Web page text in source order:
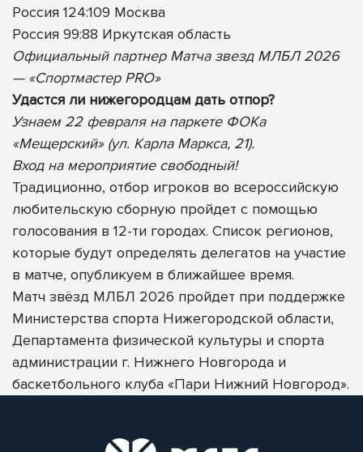
Россия 124:109 Москва
Россия 99:88 Иркутская область
Официальный партнер Матча звезд МЛБЛ 2026
— «Спортмастер PRO»
Удастся ли нижегородцам дать отпор?
Узнаем 22 февраля на паркете ФОКа
«Мещерский» (ул. Карла Маркса, 21).
Вход на мероприятие свободный!
Традиционно, отбор игроков во всероссийскую
любительскую сборную пройдет с помощью
голосования в 12-ти городах. Список регионов,
которые будут определять делегатов на участие
в матче, опубликуем в ближайшее время.
Матч звёзд МЛБЛ 2026 пройдет при поддержке
Министерства спорта Нижегородской области,
Департамента физической культуры и спорта
администрации г. Нижнего Новгорода и
баскетбольного клуба «Пари Нижний Новгород».